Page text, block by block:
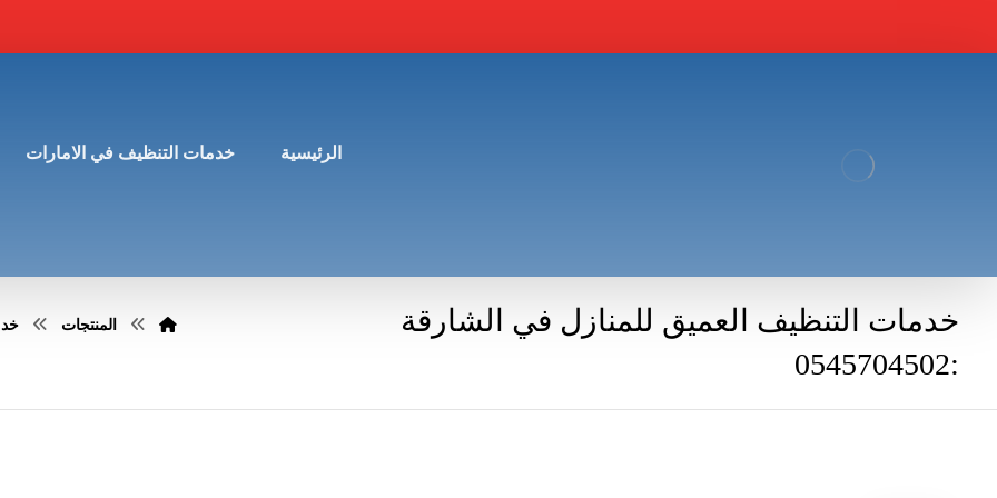
الرئيسية خدمات التنظيف في الامارات
خدمات التنظيف العميق للمنازل في الشارقة
:0545704502
المنتجات